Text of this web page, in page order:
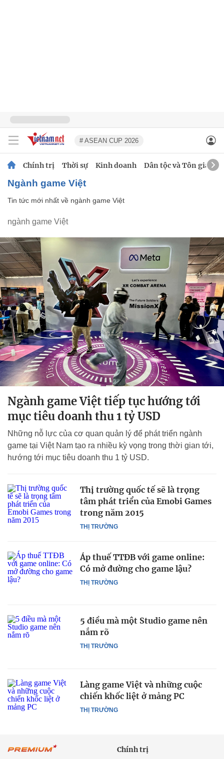
# ASEAN CUP 2026
Chính trị Thời sự Kinh doanh Dân tộc và Tôn giáo
ngành game Việt
Tin tức mới nhất về ngành game Việt
ngành game Việt
Ngành game Việt tiếp tục hướng tới
mục tiêu doanh thu 1 tỷ USD
Những nỗ lực của cơ quan quản lý để phát triển ngành
game tại Việt Nam tạo ra nhiều kỳ vọng trong thời gian tới,
hướng tới mục tiêu doanh thu 1 tỷ USD.
THỊ TRƯỜNG
Thị trường quốc tế sẽ là trọng
tâm phát triển của Emobi Games
trong năm 2015
THỊ TRƯỜNG
Áp thuế TTĐB với game online:
Có mở đường cho game lậu?
THỊ TRƯỜNG
5 điều mà một Studio game nên
nắm rõ
THỊ TRƯỜNG
Làng game Việt và những cuộc
chiến khốc liệt ở mảng PC
Chính trị